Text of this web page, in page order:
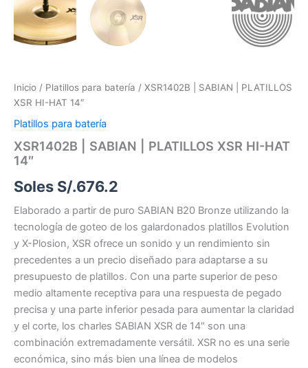
Inicio / Platillos para batería / XSR1402B | SABIAN | PLATILLOS
XSR HI-HAT 14″
Platillos para batería
XSR1402B | SABIAN | PLATILLOS XSR HI-HAT
14″
Soles S/.676.2
Elaborado a partir de puro SABIAN B20 Bronze utilizando la
tecnología de goteo de los galardonados platillos Evolution
y X-Plosion, XSR ofrece un sonido y un rendimiento sin
precedentes a un precio diseñado para adaptarse a su
presupuesto de platillos. Con una parte superior de peso
medio altamente receptiva para una respuesta de pegado
precisa y una parte inferior pesada para aumentar la claridad
y el corte, los charles SABIAN XSR de 14″ son una
combinación extremadamente versátil. XSR no es una serie
económica, sino más bien una línea de modelos